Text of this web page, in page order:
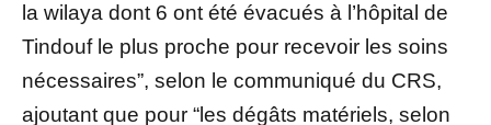
la wilaya dont 6 ont été évacués à l’hôpital de
Tindouf le plus proche pour recevoir les soins
nécessaires”, selon le communiqué du CRS,
ajoutant que pour “les dégâts matériels, selon